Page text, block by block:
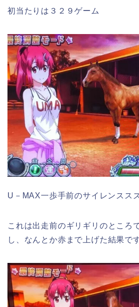
初当たりは３２９ゲーム
U－MAX一歩手前のサイレンスス
これは出走前のギリギリのところ
し、なんとか赤まで上げた結果です